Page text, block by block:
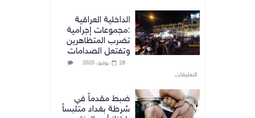
الداخلية العراقية
:مجموعات إجرامية
تضرب المتظاهرين
وتفتعل الصدامات
28 يوليو، 2020
التعليقات
ضبط مقدماً في
شرطة بغداد متلبساً